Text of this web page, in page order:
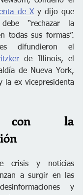
de X y dijo que
“rechazar la
todas sus formas”.
difundieron el
de Illinois, el
con la
crisis y noticias
a surgir en las
y